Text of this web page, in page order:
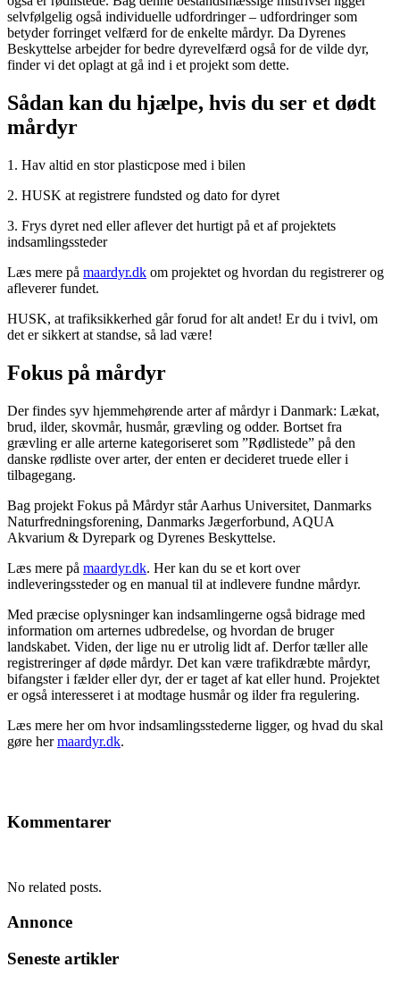
selvfølgelig også individuelle udfordringer – udfordringer som
betyder forringet velfærd for de enkelte mårdyr. Da Dyrenes
Beskyttelse arbejder for bedre dyrevelfærd også for de vilde dyr,
finder vi det oplagt at gå ind i et projekt som dette.
Sådan kan du hjælpe, hvis du ser et dødt
mårdyr
1. Hav altid en stor plasticpose med i bilen
2. HUSK at registrere fundsted og dato for dyret
3. Frys dyret ned eller aflever det hurtigt på et af projektets
indsamlingssteder
Læs mere på maardyr.dk om projektet og hvordan du registrerer og
afleverer fundet.
HUSK, at trafiksikkerhed går forud for alt andet! Er du i tvivl, om
det er sikkert at standse, så lad være!
Fokus på mårdyr
Der findes syv hjemmehørende arter af mårdyr i Danmark: Lækat,
brud, ilder, skovmår, husmår, grævling og odder. Bortset fra
grævling er alle arterne kategoriseret som ”Rødlistede” på den
danske rødliste over arter, der enten er decideret truede eller i
tilbagegang.
Bag projekt Fokus på Mårdyr står Aarhus Universitet, Danmarks
Naturfredningsforening, Danmarks Jægerforbund, AQUA
Akvarium & Dyrepark og Dyrenes Beskyttelse.
Læs mere på maardyr.dk. Her kan du se et kort over
indleveringssteder og en manual til at indlevere fundne mårdyr.
Med præcise oplysninger kan indsamlingerne også bidrage med
information om arternes udbredelse, og hvordan de bruger
landskabet. Viden, der lige nu er utrolig lidt af. Derfor tæller alle
registreringer af døde mårdyr. Det kan være trafikdræbte mårdyr,
bifangster i fælder eller dyr, der er taget af kat eller hund. Projektet
er også interesseret i at modtage husmår og ilder fra regulering.
Læs mere her om hvor indsamlingsstederne ligger, og hvad du skal
gøre hermaardyr.dk.
Kommentarer
No related posts.
Annonce
Seneste artikler